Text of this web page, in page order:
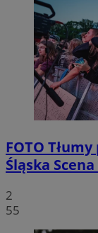
FOTO
Śląska
2
55